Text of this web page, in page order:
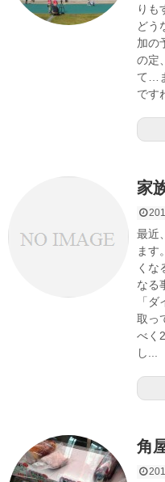
りも
どう
加の
の定
て…
です
家
最近
ます
くな
なる
「
取っ
べく
し...
角